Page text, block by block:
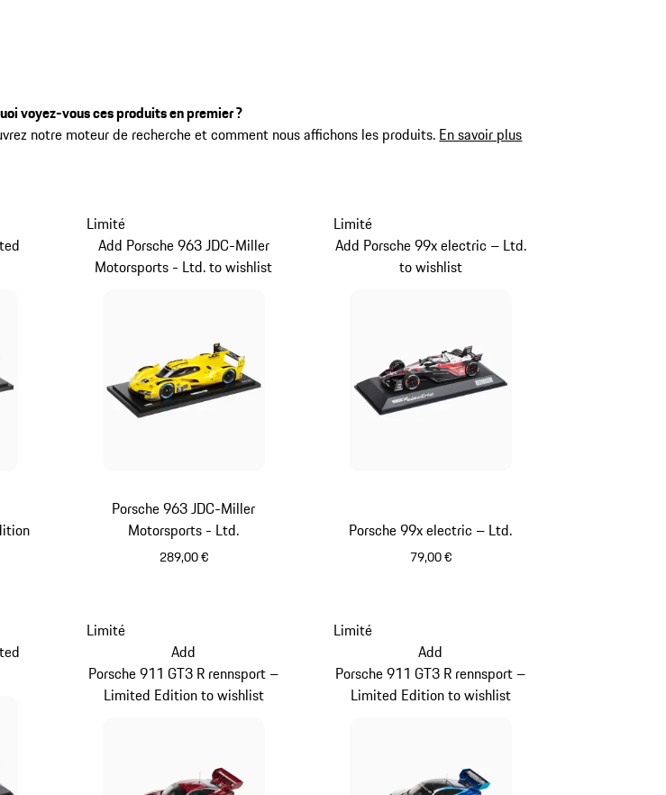
voyez-vous ces produits en premier ?
notre moteur de recherche et comment nous affichons les produits. En savoir plus
Porsche 963 JDC-Miller
Motorsports - Ltd.
289,00 €
Limité
Add Porsche 963 JDC-Miller
Motorsports - Ltd. to wishlist
Porsche 99x electric – Ltd.
79,00 €
Limité
Add Porsche 99x electric – Ltd.
to wishlist
Limité
Add
Porsche 911 GT3 R rennsport –
Limited Edition to wishlist
Limité
Add
Porsche 911 GT3 R rennsport –
Limited Edition to wishlist